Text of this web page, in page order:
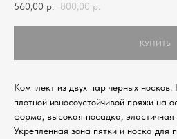
560,00 р. 800,00 р.
КУПИТЬ
Комплект из двух пар черных
плотной износоустойчивой пряжи на
форма, высокая посадка, эластичная
Укрепленная зона пятки и носка для